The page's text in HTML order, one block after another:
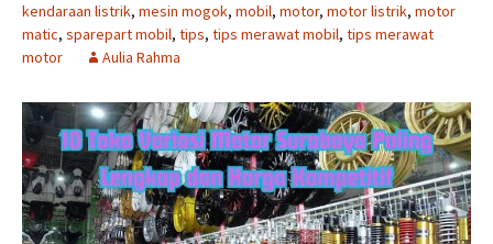
kendaraan listrik, mesin mogok, mobil, motor, motor listrik, motor
matic, sparepart mobil, tips, tips merawat mobil, tips merawat
motor
Aulia Rahma